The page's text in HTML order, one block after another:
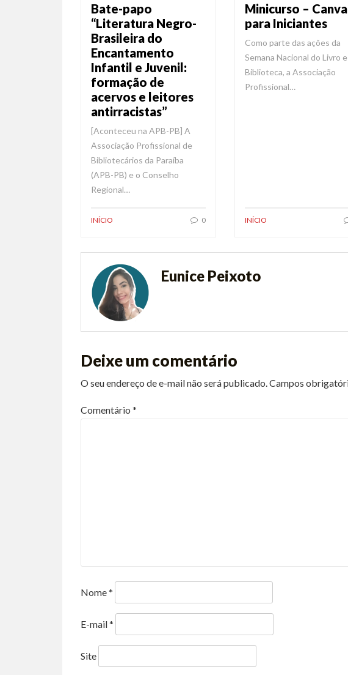
Bate-papo
“Literatura Negro-
Brasileira do
Encantamento
Infantil e Juvenil:
formação de
acervos e leitores
antirracistas”
[Aconteceu na APB-PB] A
Associação Profissional de
Bibliotecários da Paraíba
(APB-PB) e o Conselho
Regional…
INÍCIO 0
Minicurso – Canva
para Iniciantes
Como parte das ações da
Semana Nacional do Livro
Biblioteca, a Associação
Profissional…
INÍCIO
Eunice Peixoto
Deixe um comentário
O seu endereço de e-mail não será publicado.Campos
Comentário *
Nome*
E-mail*
Site